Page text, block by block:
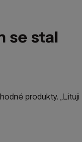
se stal
produkty. „Lituji